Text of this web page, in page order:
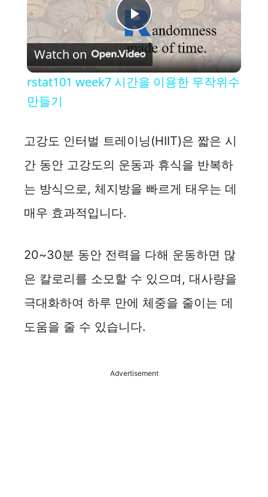
P
l
y
V
d
e
o
Watch on
rstat101 week7 시간을 이용한 무작위수
만들기
고강도 인터벌 트레이닝(HIIT)은 짧은 시
간 동안 고강도의 운동과 휴식을 반복하
는 방식으로, 체지방을 빠르게 태우는 데
매우 효과적입니다.
20~30분 동안 전력을 다해 운동하면 많
은 칼로리를 소모할 수 있으며, 대사량을
극대화하여 하루 만에 체중을 줄이는 데
도움을 줄 수 있습니다.
Advertisement